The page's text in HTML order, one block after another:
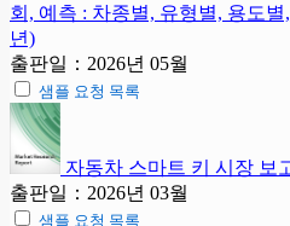
회, 예측 : 차종별, 유형별, 용도별
년)
출판일：2026년 05월
샘플 요청 목록
자동차 스마트 키 시장 보
출판일：2026년 03월
샘플 요청 목록